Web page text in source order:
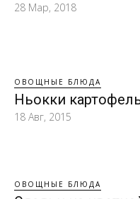
28 Мар, 2018
ОВОЩНЫЕ БЛЮДА
Ньокки
18 Авг, 2015
ОВОЩНЫЕ БЛЮДА